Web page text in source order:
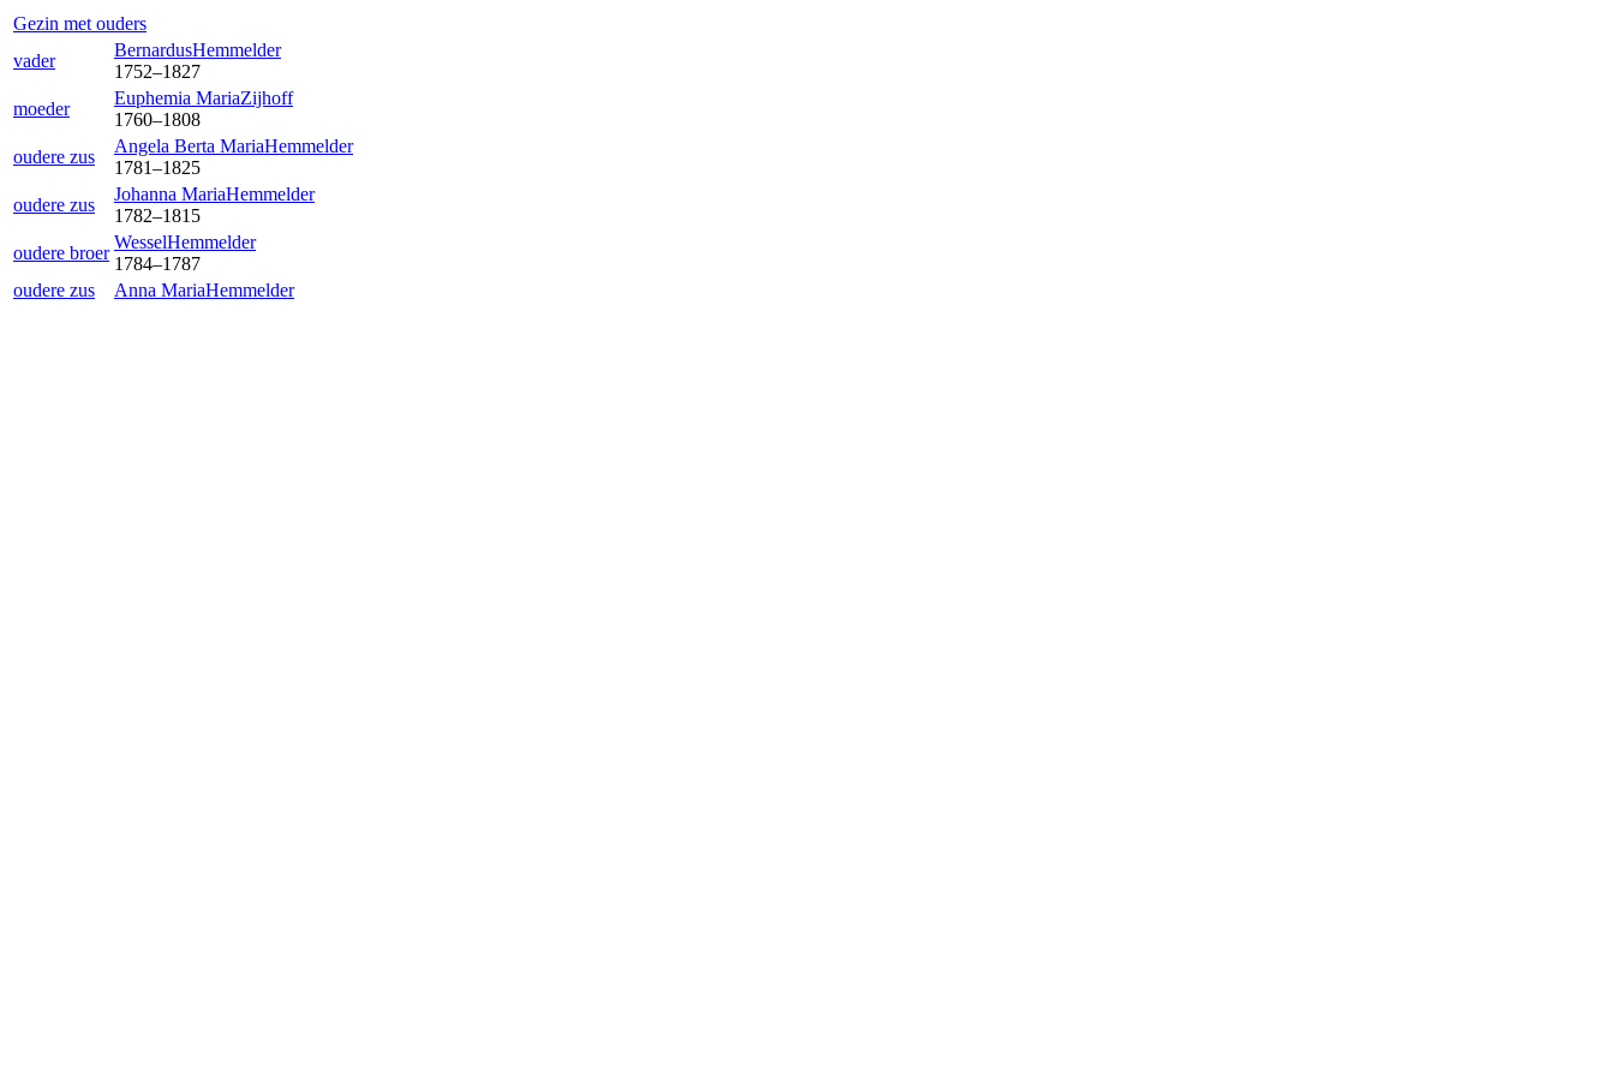
Gezin met ouders
vader
BernardusHemmelder
1752–1827
moeder
Euphemia MariaZijhoff
1760–1808
oudere zus
Angela Berta MariaHemmelder
1781–1825
oudere zus
Johanna MariaHemmelder
1782–1815
oudere broer
WesselHemmelder
1784–1787
oudere zus
Anna MariaHemmelder